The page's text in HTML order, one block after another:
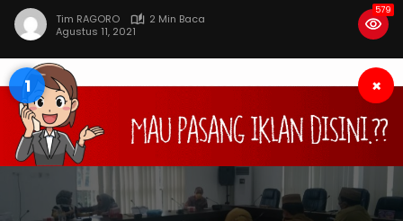
Tim RAGORO
2 Min Baca
Agustus 11, 2021
579
1 ×